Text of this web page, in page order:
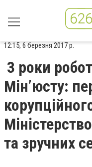
12:15, 6 березня 2017 р.
3 роки
Мін’юсту:
та зручних